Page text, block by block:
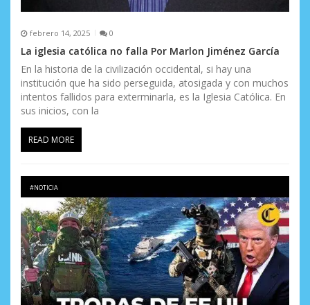
s
febrero 14, 2025 0
La iglesia católica no falla Por Marlon Jiménez García
En la historia de la civilización occidental, si hay una
institución que ha sido perseguida, atosigada y con muchos
intentos fallidos para exterminarla, es la Iglesia Católica. En
sus inicios, con la
READ MORE
#NOTICIA